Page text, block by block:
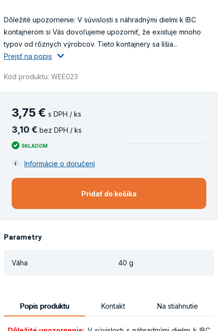
Dôležité upozornenie: V súvislosti s náhradnými dielmi k IBC
kontajnerom si Vás dovoľujeme upozorniť, že existuje mnoho
typov od rôznych výrobcov. Tieto kontajnery sa líšia...
Prejsť na popis
Kód produktu: WEE023
3,75 € s DPH / ks
3 10 € bez DPH / ks
SKLADOM
Informácie o doručení
Pridať do košíka
Parametry
Váha 40 g
Popis produktu Kontakt Na stiahnutie